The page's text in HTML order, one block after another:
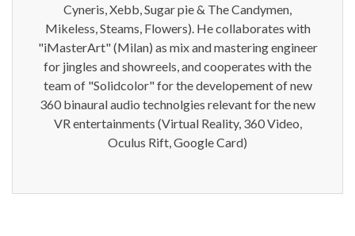
Cyneris, Xebb, Sugar pie & The Candymen,
Mikeless, Steams, Flowers). He collaborates with
"iMasterArt" (Milan) as mix and mastering engineer
for jingles and showreels, and cooperates with the
team of "Solidcolor" for the developement of new
360 binaural audio technolgies relevant for the new
VR entertainments (Virtual Reality, 360 Video,
Oculus Rift, Google Card)